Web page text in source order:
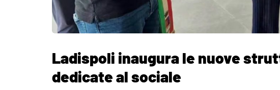
Ladispoli inaugura le nuove
dedicate al sociale